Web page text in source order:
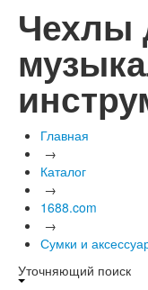
Чехлы
Главная
→
Каталог
→
1688.com
→
Сумки и
Уточняющий поиск